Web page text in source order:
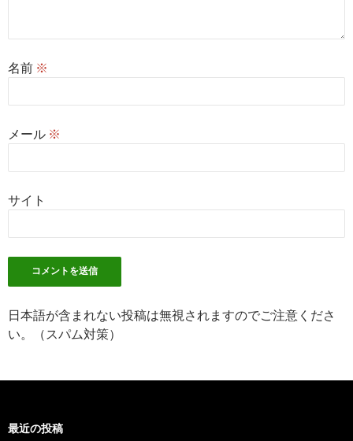
名前 ※
メール ※
サイト
日本語が含まれない投稿は無視されますのでご注意くださ
い。（スパム対策）
最近の投稿